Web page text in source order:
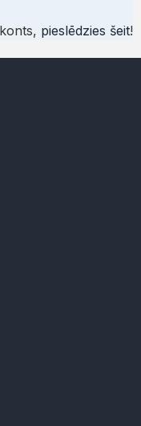
pieslēdzies šeit!